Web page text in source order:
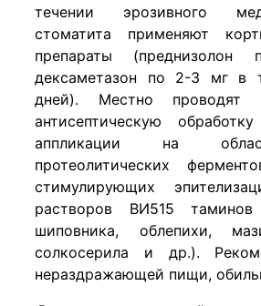
течении эрозивного
стоматита применяют
препараты
дексаметазон по 2-3 мг в
дней). Местно проводят
антисептическую
аппликации на
протеолитических
стимулирующих
растворов ВИ515
шиповника, облепихи,
солкосерила и др.).
нераздражающей пищи,